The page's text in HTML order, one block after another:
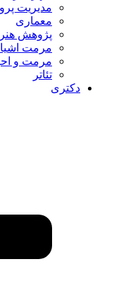
مدیریت
معماری
پژوهش هنر
مرمت
مرمت و
تئاتر
دکتری